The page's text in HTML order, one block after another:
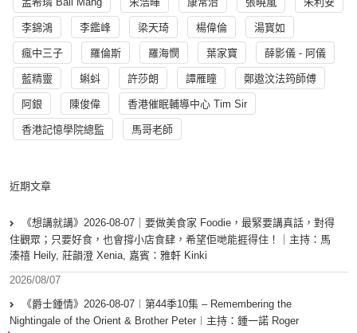
李錦鴻 李鑑峰 梁天琦 楊偉倫 湯寳如
瘋中三子 羅倫斯 羅海憫 葉家寶 薛影儀 - 阿儀
藍精靈 蝌蚪 許莎朗 譚雁瞳 鄭遨汶法筠師傅
阿銀 陳俊偉 香港催眠輔導中心 Tim Sir
香港記憶學院總監 馬哥老師
近期文章
《想講就講》2026-08-07｜要做美食家 Foodie，最緊要講真話，對得
住觀眾；只要好食，也會撐小店食肆，希望佢哋能捱得住！｜主持：馬
溱禧 Heily, 莊韻澄 Xenia, 嘉賓：雅軒 Kinki
2026/08/07
《爵士鍾情》2026-08-07︱第44季10集 – Remembering the
Nightingale of the Orient & Brother Peter︱主持：鍾一諾 Roger